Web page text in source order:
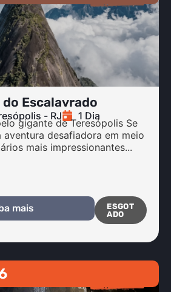
do Escalavrado
- RJ 1 Dia
gigante de Teresópolis Se
aventura desafiadora em meio
mais impressionantes...
mais
ESGOT
ADO